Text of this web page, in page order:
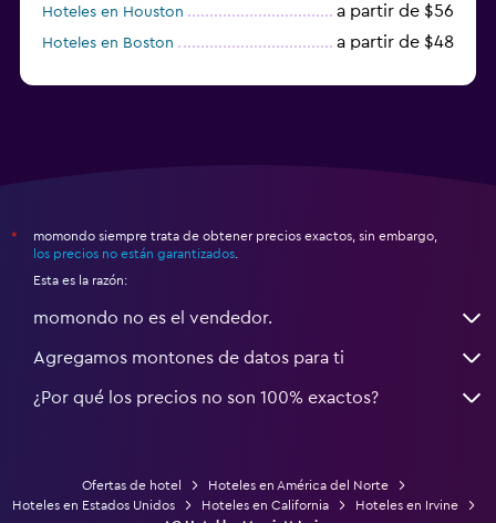
Hoteles en Houston a partir de $56
Hoteles en Boston a partir de $48
*
momondo siempre trata de obtener precios exactos, sin embargo,
los precios no están garantizados
Esta es la razón:
momondo no es el vendedor.
Agregamos montones de datos para ti
¿Por qué los precios no son 100% exactos?
Ofertas de hotel
Hoteles en América del Norte
Hoteles en Estados Unidos
Hoteles en California
Hoteles en Irvine